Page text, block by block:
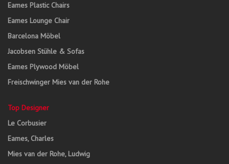
Eames Plastic Chairs
Eames Lounge Chair
Barcelona Möbel
Jacobsen Stühle & Sofas
Eames Plywood Möbel
Freischwinger Mies van der Rohe
Top Designer
Le Corbusier
Eames, Charles
Mies van der Rohe, Ludwig